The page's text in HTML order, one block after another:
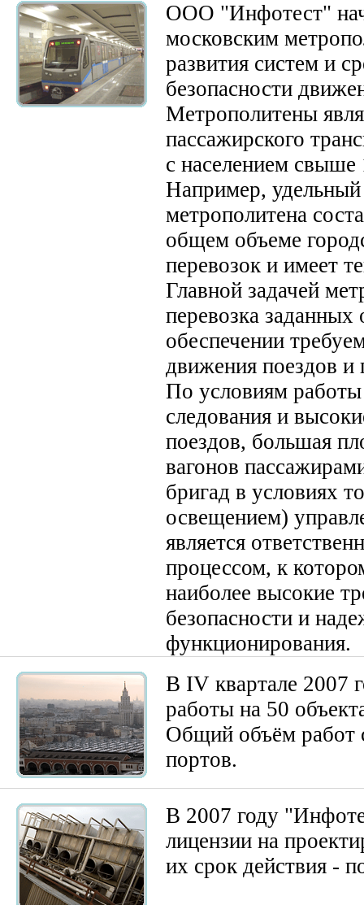
ООО "Инфотест"
московским
развития систем и
безопасности
Метрополитены
пассажирского
с населением свыше
Например,
метрополитена
общем объеме
перевозок и имеет
Главной задачей
перевозка
обеспечении
движения поездов и
По условиям
следования и
поездов, большая
вагонов
бригад в условиях
освещением)
является
процессом, к
наиболее высокие
безопасности и
функционирования.
В IV квартале 2007
работы на 50
Общий объём работ
портов.
В 2007 году
лицензии на
их срок действия -